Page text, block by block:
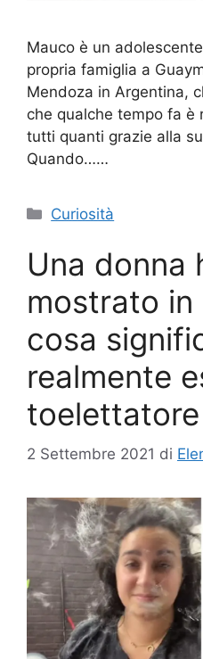
Mauco è un
propria famiglia a
Mendoza in Argentina,
che qualche tempo fa è
tutti quanti grazie alla
Quando……
Categorie
Curiosità
Una donna
mostrato in
cosa
realmente
2 Settembre 2021 di